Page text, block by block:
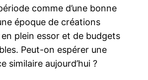
comme d’une bonne
époque de créations
en plein essor et de budgets
Peut-on espérer une
similaire aujourd’hui ?